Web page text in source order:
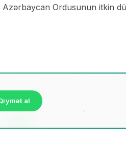
Ordusunun itkin
al